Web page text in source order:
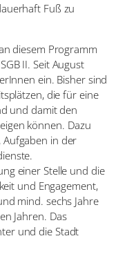
Fuß zu
diesem Programm
II. Seit August
ein. Bisher sind
die für eine
und damit den
können. Dazu
Aufgaben in der
einer Stelle und die
und Engagement,
mind. sechs Jahre
Jahren. Das
und die Stadt